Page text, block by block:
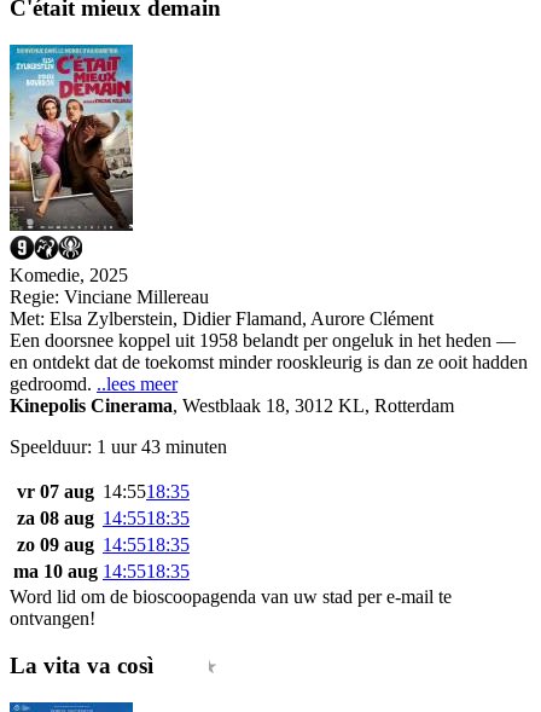
C'était mieux demain
Komedie, 2025
Regie: Vinciane Millereau
Met: Elsa Zylberstein, Didier Flamand, Aurore Clément
Een doorsnee koppel uit 1958 belandt per ongeluk in het heden —
en ontdekt dat de toekomst minder rooskleurig is dan ze ooit hadden
gedroomd. ..lees meer
Kinepolis Cinerama, Westblaak 18, 3012 KL, Rotterdam
Speelduur: 1 uur 43 minuten
vr 07 aug 14:5518:35
za 08 aug 14:5518:35
zo 09 aug 14:5518:35
ma 10 aug 14:5518:35
Word lid om de bioscoopagenda van uw stad per e-mail te
ontvangen!
La vita va così